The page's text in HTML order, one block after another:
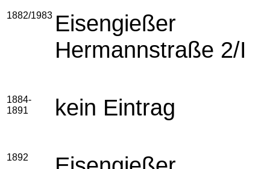
1882/1983
Hermannstraße 2/I
1884-
1891
kein Eintrag
1892